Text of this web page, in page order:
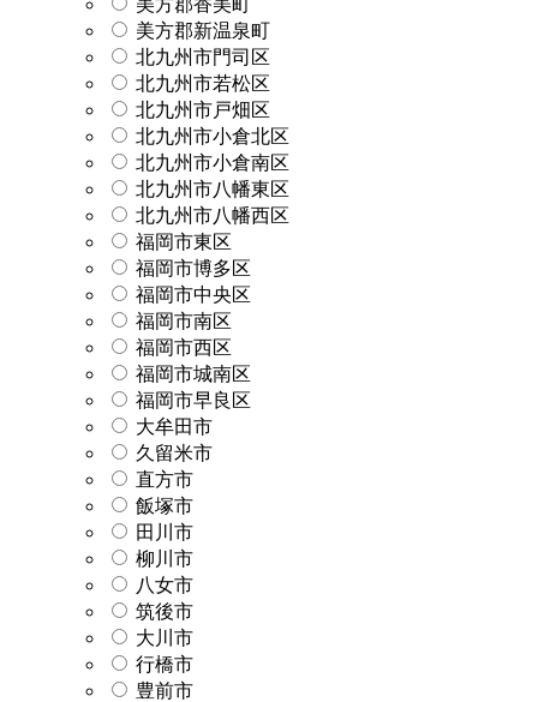
美方郡新温泉町
北九州市門司区
北九州市若松区
北九州市戸畑区
北九州市小倉北区
北九州市小倉南区
北九州市八幡東区
北九州市八幡西区
福岡市東区
福岡市博多区
福岡市中央区
福岡市南区
福岡市西区
福岡市城南区
福岡市早良区
大牟田市
久留米市
直方市
飯塚市
田川市
柳川市
八女市
筑後市
大川市
行橋市
豊前市